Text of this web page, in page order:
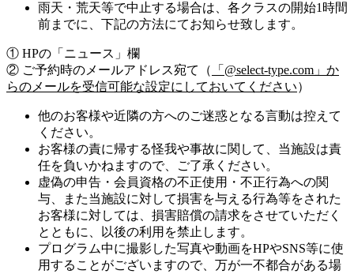
雨天・荒天等で中止する場合は、各クラスの開始1時間
前までに、下記の方法にてお知らせ致します。
① HPの「ニュース」欄
② ご予約時のメールアドレス宛て（
「@select-type.com」か
らのメールを受信可能な設定にしておいてください）
他のお客様や近隣の方へのご迷惑となる言動は控えて
ください。
お客様の責に帰する怪我や事故に関して、当施設は責
任を負いかねますので、ご了承ください。
虚偽の申告・会員資格の不正使用・不正行為への関
与、また当施設に対して損害を与える行為等をされた
お客様に対しては、損害賠償の請求をさせていただく
とともに、以後の利用を禁止します。
プログラム中に撮影した写真や動画をHPやSNS等に使
用することがございますので、万が一不都合がある場